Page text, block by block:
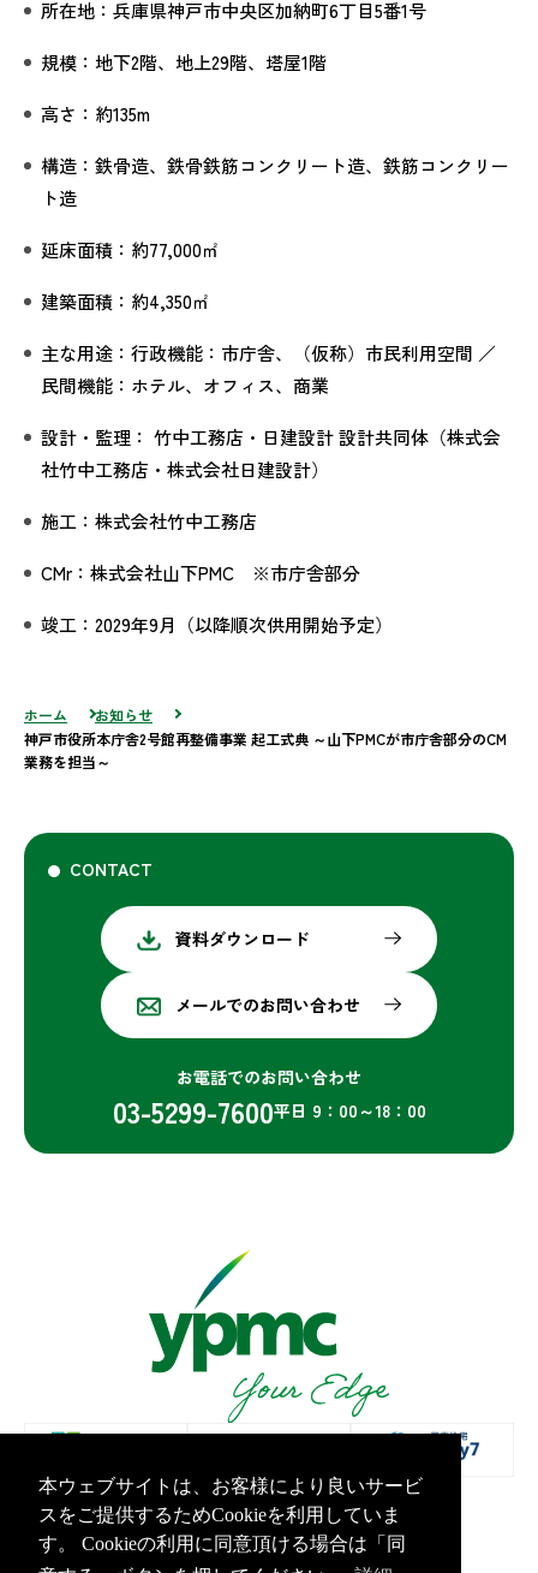
所在地：兵庫県神戸市中央区加納町6丁目5番1号
規模：地下2階、地上29階、塔屋1階
高さ：約135m
構造：鉄骨造、鉄骨鉄筋コンクリート造、鉄筋コンクリー
ト造
延床面積：約77,000㎡
建築面積：約4,350㎡
主な用途：行政機能：市庁舎、（仮称）市民利用空間 ／
民間機能：ホテル、オフィス、商業
設計・監理： 竹中工務店・日建設計 設計共同体（株式会
社竹中工務店・株式会社日建設計）
施工：株式会社竹中工務店
CMr：株式会社山下PMC ※市庁舎部分
竣工：2029年9月（以降順次供用開始予定）
ホーム
お知らせ
神戸市役所本庁舎2号館再整備事業 起工式典 ～山下PMCが市庁舎部分のCM
業務を担当～
CONTACT
資料ダウンロード
メールでのお問い合わせ
お電話でのお問い合わせ
03-5299-7600平日 9：00～18：00
プライバシーポリシー 情報セキュリティ基本方針
本ウェブサイトは、お客様により良いサービ
スをご提供するためCookieを利用していま
す。 Cookieの利用に同意頂ける場合は「同